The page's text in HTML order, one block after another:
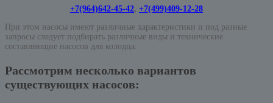
+7(964)642-45-42, +7(499)409-12-28
При этом насосы имеют различные характеристики и под разные
запросы следует подбирать различные виды и технические
составляющие насосов для колодца.
Рассмотрим несколько вариантов
существующих насосов: